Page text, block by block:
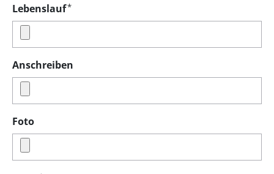
Lebenslauf*
Anschreiben
Foto